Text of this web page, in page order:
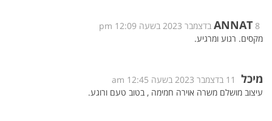
ANNAT 8 בדצמבר 2023 בשעה 12:09 pm
מקסים. רגוע ומרגיע.
מיכל
11 בדצמבר 2023 בשעה 12:45 am
עיצוב מושלם משרה אוירה חמימה , בטוב טעם ורוגע.